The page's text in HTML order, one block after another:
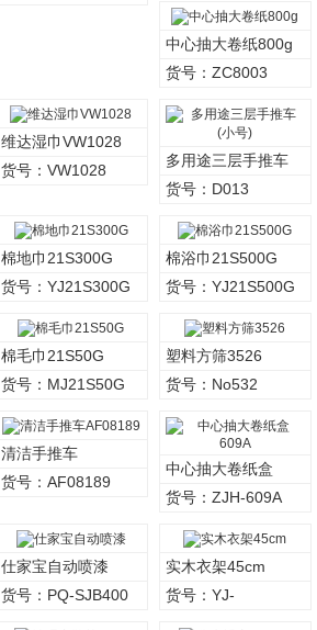
中心抽大卷纸800g
货号：ZC8003
维达湿巾VW1028
货号：VW1028
多用途三层手推车
(小号)
货号：D013
棉地巾21S300G
货号：YJ21S300G
棉浴巾21S500G
货号：YJ21S500G
棉毛巾21S50G
货号：MJ21S50G
塑料方筛3526
货号：No532
清洁手推车
AF08189
货号：AF08189
中心抽大卷纸盒
609A
货号：ZJH-609A
仕家宝自动喷漆
货号：PQ-SJB400
实木衣架45cm
货号：YJ-